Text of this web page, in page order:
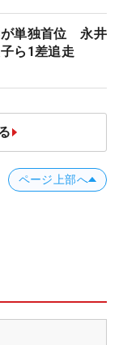
が単独首位 永井
ら1差追走
ページ上部へ